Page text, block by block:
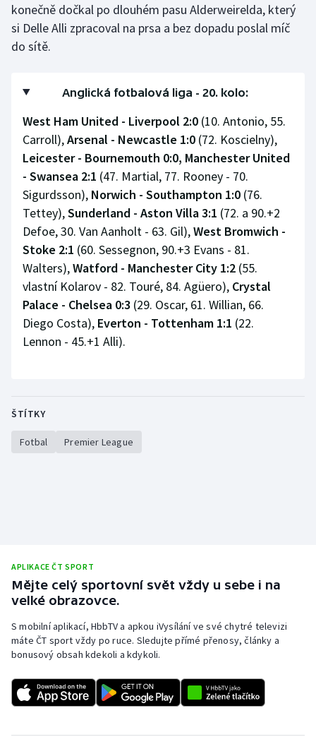
konečně dočkal po dlouhém pasu Alderweirelda, který
si Delle Alli zpracoval na prsa a bez dopadu poslal míč
do sítě.
Anglická fotbalová liga - 20. kolo:
West Ham United - Liverpool 2:0 (10. Antonio, 55.
Carroll),Arsenal - Newcastle 1:0 (72. Koscielny),
Leicester - Bournemouth 0:0, Manchester United
- Swansea 2:1 (47. Martial, 77. Rooney - 70.
Sigurdsson), Norwich - Southampton 1:0 (76.
Tettey),Sunderland - Aston Villa 3:1 (72. a 90.+2
Defoe, 30. Van Aanholt - 63. Gil),West Bromwich -
Stoke 2:1 (60. Sessegnon, 90.+3 Evans - 81.
Walters),Watford - Manchester City 1:2 (55.
vlastní Kolarov - 82. Touré, 84. Agüero), Crystal
Palace - Chelsea 0:3 (29. Oscar, 61. Willian, 66.
Diego Costa), Everton - Tottenham 1:1 (22.
Lennon - 45.+1 Alli).
ŠTÍTKY
Fotbal Premier League
APLIKACE ČT SPORT
Mějte celý sportovní svět vždy u sebe i na
velké obrazovce.
S mobilní aplikací, HbbTV a apkou iVysílání ve své chytré televizi
máte ČT sport vždy po ruce. Sledujte přímé přenosy, články a
bonusový obsah kdekoli a kdykoli.